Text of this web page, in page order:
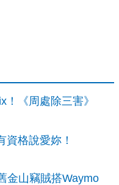
！《周處除三害》
格說愛妳！
金山竊賊搭Waymo